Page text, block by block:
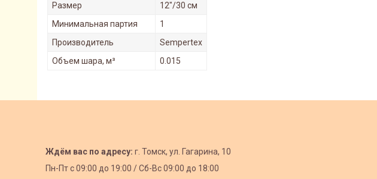
Размер
12"/30 см
Минимальная партия
1
Производитель
Sempertex
Объем шара, м³
0.015
Ждём вас по адресу: г. Томск, ул. Гагарина, 10
Пн-Пт с09:00 до 19:00 /Сб-Вс 09:00 до 18:00